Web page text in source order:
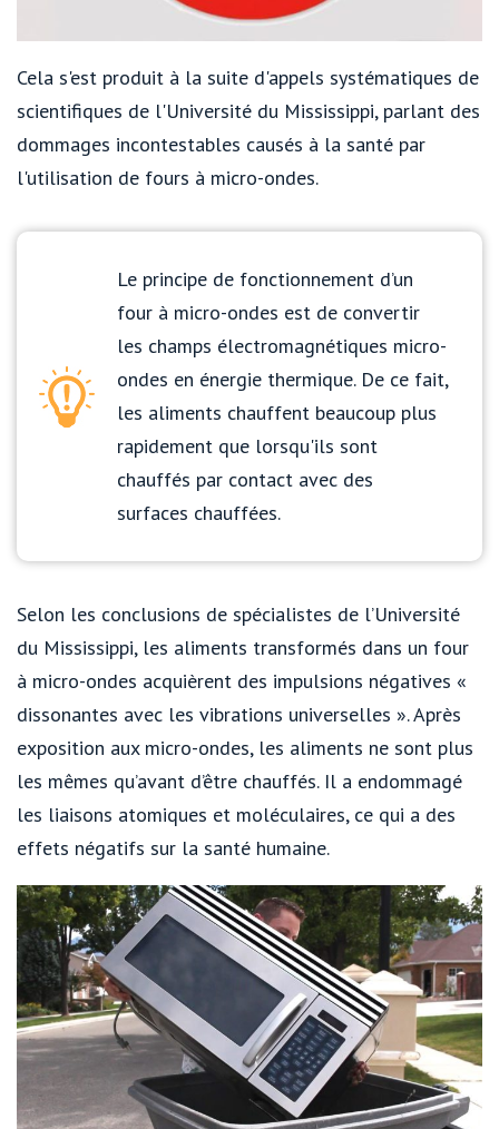
Cela s'est produit à la suite d'appels systématiques de
scientifiques de l'Université du Mississippi, parlant des
dommages incontestables causés à la santé par
l'utilisation de fours à micro-ondes.
Le principe de fonctionnement d’un
four à micro-ondes est de convertir
les champs électromagnétiques micro-
ondes en énergie thermique. De ce fait,
les aliments chauffent beaucoup plus
rapidement que lorsqu'ils sont
chauffés par contact avec des
surfaces chauffées.
Selon les conclusions de spécialistes de l’Université
du Mississippi, les aliments transformés dans un four
à micro-ondes acquièrent des impulsions négatives «
dissonantes avec les vibrations universelles ». Après
exposition aux micro-ondes, les aliments ne sont plus
les mêmes qu’avant d’être chauffés. Il a endommagé
les liaisons atomiques et moléculaires, ce qui a des
effets négatifs sur la santé humaine.